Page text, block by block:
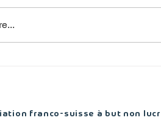
franco-suisse à but non